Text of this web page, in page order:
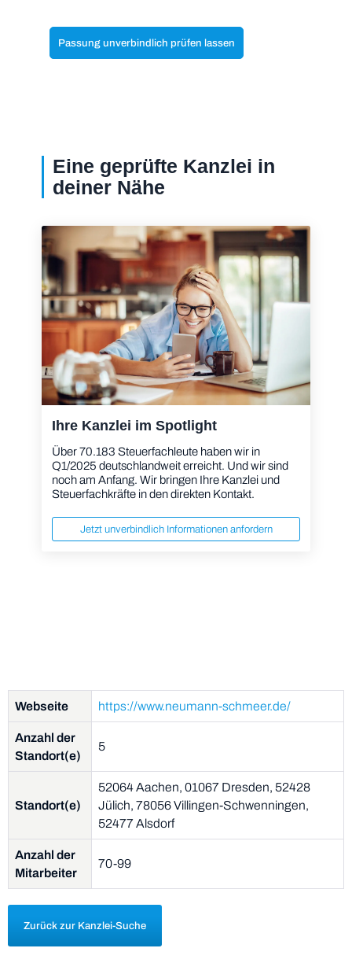
Passung unverbindlich prüfen lassen
Eine geprüfte Kanzlei in
deiner Nähe
Ihre Kanzlei im Spotlight
Über 70.183 Steuerfachleute haben wir in
Q1/2025 deutschlandweit erreicht. Und wir sind
noch am Anfang. Wir bringen Ihre Kanzlei und
Steuerfachkräfte in den direkten Kontakt.
Jetzt unverbindlich Informationen anfordern
Webseite https://www.neumann-schmeer.de/
Anzahl der
Standort(e)
5
Standort(e)
52064 Aachen, 01067 Dresden, 52428
Jülich, 78056 Villingen-Schwenningen,
52477 Alsdorf
Anzahl der
Mitarbeiter
70-99
Zurück zur Kanzlei-Suche